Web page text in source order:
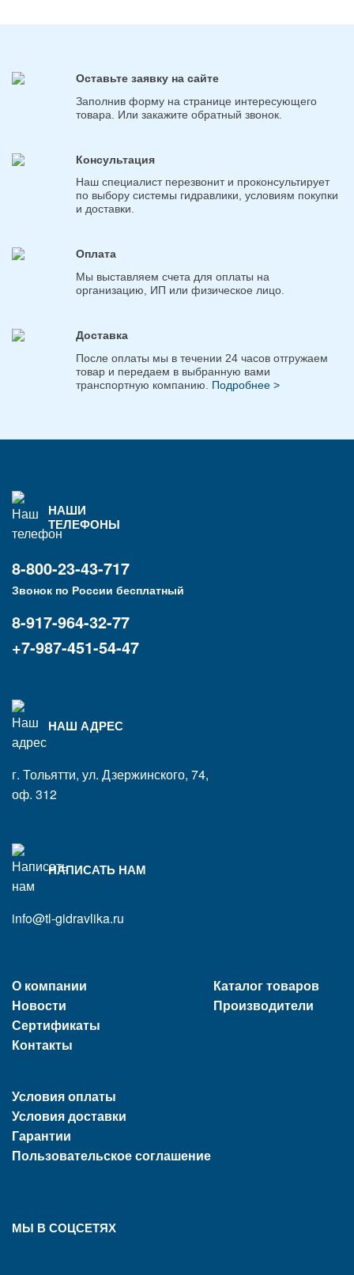
Оставьте заявку на сайте
Заполнив форму на странице интересующего
товара. Или закажите обратный звонок.
Консультация
Наш специалист перезвонит и проконсультирует
по выбору системы гидравлики, условиям покупки
и доставки.
Оплата
Мы выставляем счета для оплаты на
организацию, ИП или физическое лицо.
Доставка
После оплаты мы в течении 24 часов отгружаем
товар и передаем в выбранную вами
транспортную компанию. Подробнее >
НАШИ
ТЕЛЕФОНЫ
8-800-23-43-717
Звонок по России бесплатный
8-917-964-32-77
+7-987-451-54-47
НАШ АДРЕС
г. Тольятти, ул. Дзержинского, 74,
оф. 312
НАПИСАТЬ НАМ
info@tl-gidravlika.ru
О компании
Новости
Сертификаты
Контакты
Условия оплаты
Условия доставки
Гарантии
Пользовательское соглашение
Каталог товаров
Производители
МЫ В СОЦСЕТЯХ